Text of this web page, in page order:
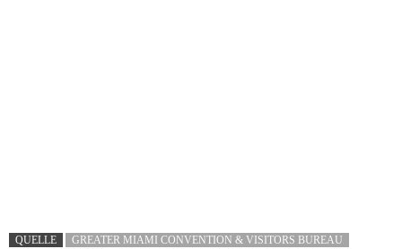
QUELLE
GREATER MIAMI CONVENTION & VISITORS BUREAU